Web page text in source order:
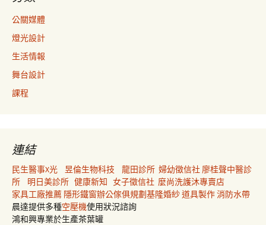
公關媒體
燈光設計
生活情報
舞台設計
課程
連結
民生醫事X光 昱倫生物科技 龍田診所 婦幼徵信社 廖桂聲中醫診
所
明日美診所 健康新知 女子徵信社 麼尚洗護沐專賣店
家具工廠推薦 隱形鐵窗辦公傢俱規劃基隆婚紗道具製作消防水帶
晨達提供多種空壓機使用狀況諮詢
鴻和興專業於生產茶葉罐